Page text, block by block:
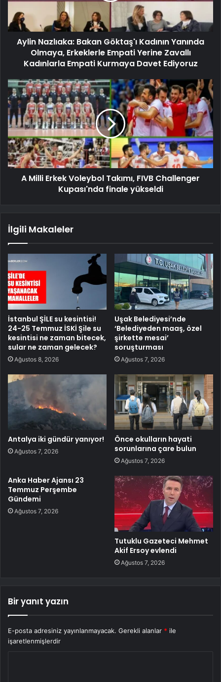
Aylin Nazlıaka: Bakan Göktaş'ı Kadının Yanında
Olmaya, Erkeklerle Empati Yerine Zavallı
Kadınlarla Empati Kurmaya Davet Ediyoruz
A Milli Erkek Voleybol Takımı, FIVB Challenger
Kupası'nda finale yükseldi
İlgili Makaleler
İstanbul ŞİLE su kesintisi!
24-25 Temmuz İSKİ Şile su
kesintisi ne zaman bitecek,
sular ne zaman gelecek?
Ağustos 8, 2026
Uşak Belediyesi’nde
‘Belediyeden maaş, özel
şirkette mesai’
soruşturması
Ağustos 7, 2026
Antalya iki gündür yanıyor!
Ağustos 7, 2026
Önce okulların hayati
sorunlarına çare bulun
Ağustos 7, 2026
Anka Haber Ajansı 23
Temmuz Perşembe
Gündemi
Ağustos 7, 2026
Tutuklu Gazeteci Mehmet
Akif Ersoy evlendi
Ağustos 7, 2026
Bir yanıt yazın
E-posta adresiniz yayınlanmayacak. Gerekli alanlar * ile
işaretlenmişlerdir